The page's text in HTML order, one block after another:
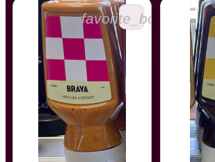
favorite_border